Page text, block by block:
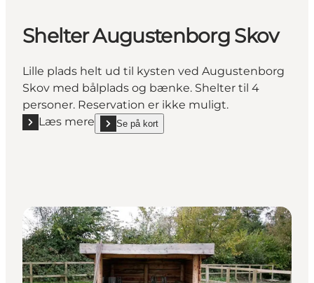
Shelter Augustenborg Skov
Lille plads helt ud til kysten ved Augustenborg
Skov med bålplads og bænke. Shelter til 4
personer. Reservation er ikke muligt.
Læs mere
Læs mere "Shelter Augustenborg Skov"
Se på kort
show Shelter Augustenborg Skov on_map